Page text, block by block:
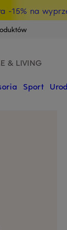
-15% na
& LIVING
Sport